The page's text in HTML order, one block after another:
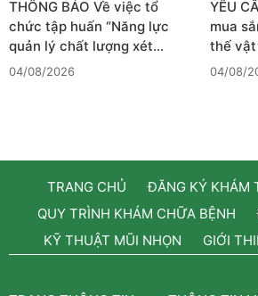
THÔNG BÁO Về việc tổ
chức tập huấn “Năng lực
quản lý chất lượng xét…
04/08/2026
YÊU
mua
thế
04/08/
TRANG CHỦ
ĐĂNG KÝ KHÁM
QUY TRÌNH KHÁM CHỮA BỆNH
KỸ THUẬT MŨI NHỌN
GIỚI